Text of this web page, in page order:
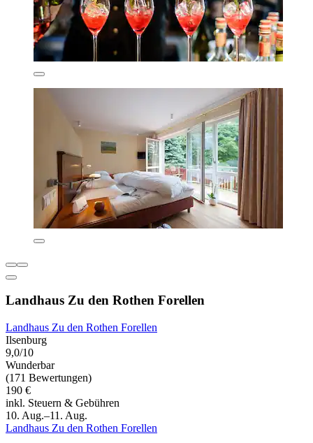
Landhaus Zu den Rothen Forellen
Landhaus Zu den Rothen Forellen
Ilsenburg
9,0/10
Wunderbar
(171 Bewertungen)
190 €
inkl. Steuern & Gebühren
10. Aug.–11. Aug.
Landhaus Zu den Rothen Forellen